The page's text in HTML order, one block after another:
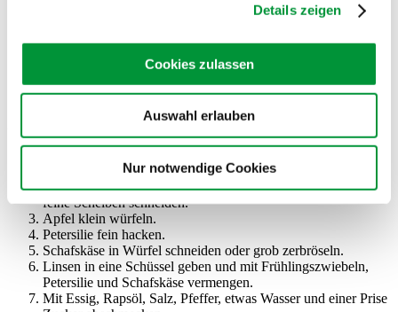
Details zeigen
Cookies zulassen
Auswahl erlauben
Nur notwendige Cookies
1 Prise Zucker
Anschließend kalt abschrecken und gut abtropfen lassen.
Frühlingszwiebeln und Radieschen putzen, waschen und in
feine Scheiben schneiden.
Apfel klein würfeln.
Petersilie fein hacken.
Schafskäse in Würfel schneiden oder grob zerbröseln.
Linsen in eine Schüssel geben und mit Frühlingszwiebeln,
Petersilie und Schafskäse vermengen.
Mit Essig, Rapsöl, Salz, Pfeffer, etwas Wasser und einer Prise